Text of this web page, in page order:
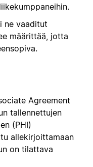
ne vaaditut
määrittää, jotta
Agreement
tallennettujen
(PHI)
allekirjoittamaan
on tilattava